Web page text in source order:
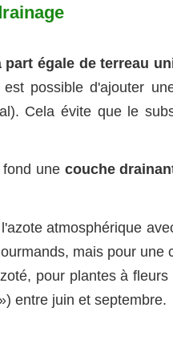
part égale de terreau
possible d'ajouter
Cela évite que le
une couche
atmosphérique
mais pour une
pour plantes à
entre juin et septembre.